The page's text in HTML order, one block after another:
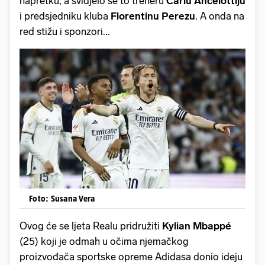
i predsjedniku kluba Florentinu Perezu. A onda na
red stižu i sponzori...
Foto: Susana Vera
Ovog će se ljeta Realu pridružiti Kylian Mbappé
(25) koji je odmah u očima njemačkog
proizvođača sportske opreme Adidasa donio ideju